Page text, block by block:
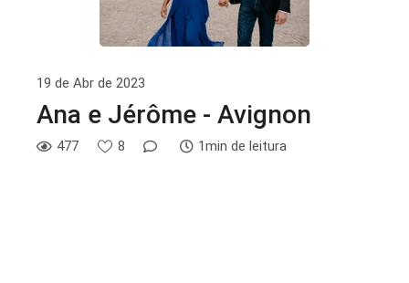
19 de Abr de 2023
Ana e Jérôme - Avignon
477 8 1min de leitura